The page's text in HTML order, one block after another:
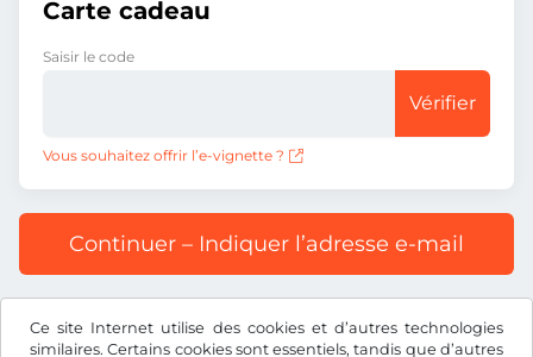
Ce site Internet utilise des cookies et d’autres technologies
similaires. Certains cookies sont essentiels, tandis que d’autres
Carte cadeau
Saisir le code
Vérifier
Vous souhaitez offrir l’e-vignette ?
Continuer – Indiquer l’adresse e-mail
compris les frais d’enregistrement et la TVA.